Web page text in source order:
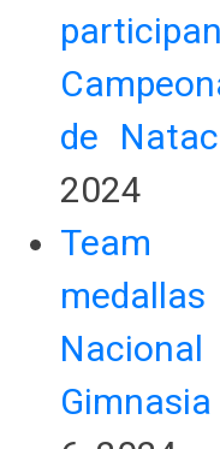
de
2024
Team